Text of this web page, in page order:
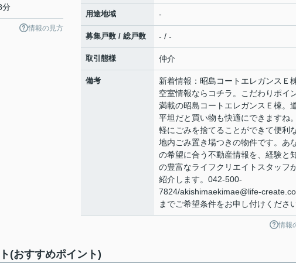
分
情報の見方
用途地域 -
募集戸数 / 総戸数 - / -
取引態様 仲介
備考
新着情報：昭島コートエレガンスＥ
空室情報ならコチラ。こだわりポイ
満載の昭島コートエレガンスＥ棟。
平坦だと買い物も快適にできますね
軽にごみを捨てることができて便利
地内ごみ置き場つきの物件です。あ
の希望に合う不動産情報を、経験と
の豊富なライフクリエイトスタッフ
紹介します。042-500-
7824/akishimaekimae@life-
までご希望条件をお申し付けくださ
情報
(おすすめポイント)